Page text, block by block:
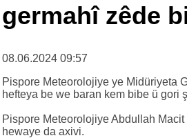
germahî zêde
08.06.2024 09:57
Pispore Meteorolojiye ye Midüriyeta
hefteya be we baran kem bibe ü gori
Pispore Meteorolojiye Abdullah
hewaye da axivi.